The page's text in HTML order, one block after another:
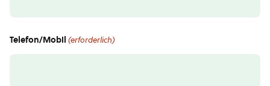
Telefon/Mobil (erforderlich)